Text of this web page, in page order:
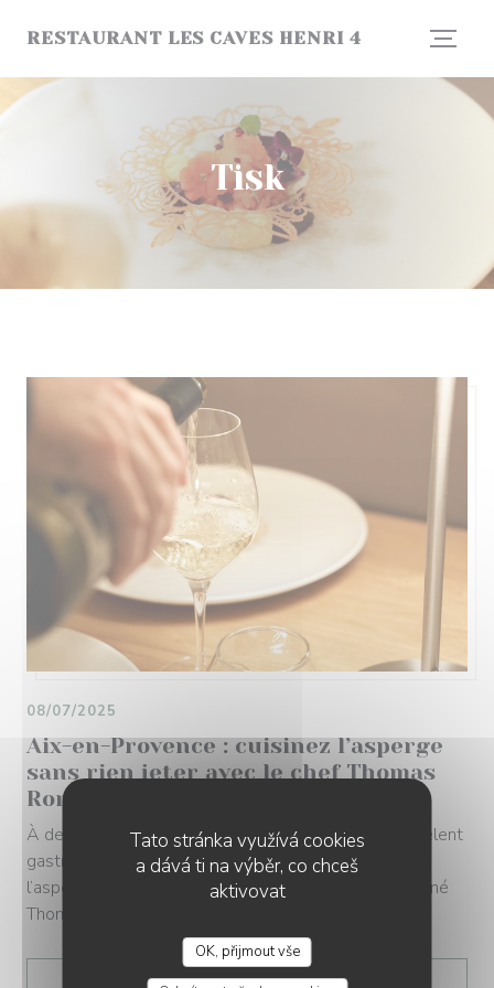
Tato stránka využívá cookies
a dává ti na výběr, co chceš
aktivovat
OK, přijmout vše
RESTAURANT LES CAVES HENRI 4
Tisk
Aix-en-Provence : cuisinez l’asperge
sans rien jeter avec le chef Thomas
Roret
08/07/2025
À deux pas du cours Mirabeau, les Caves Henri IV mêlent
gastronomie, saisonnalité et anti-gaspillage, avec
l’asperge comme star d’un menu haut en couleurs signé
Thomas Roret.
PŘEČÍST ČLÁNEK((OTEVŘE SE V NOVÉM
RESTAURANT LES CAVES HENRI 4